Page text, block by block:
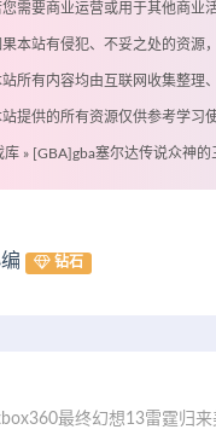
您需要商业运营或用于其他商业
本站有侵犯、不妥之处的资源
所有内容均由互联网收集整理
站提供的所有资源仅供参考学习
库 » [GBA]gba塞尔达传说众神
钻石
最终幻想13雷霆归